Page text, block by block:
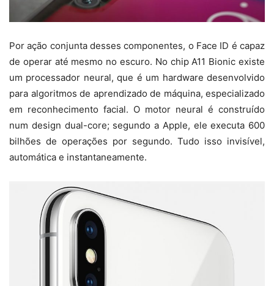
Por ação conjunta desses componentes, o Face ID é capaz
de operar até mesmo no escuro. No chip A11 Bionic existe
um processador neural, que é um hardware desenvolvido
para algoritmos de aprendizado de máquina, especializado
em reconhecimento facial. O motor neural é construído
num design dual-core; segundo a Apple, ele executa 600
bilhões de operações por segundo. Tudo isso invisível,
automática e instantaneamente.